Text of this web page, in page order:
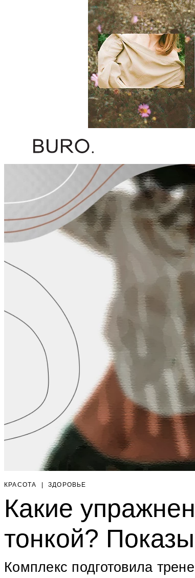
КРАСОТА | ЗДОРОВЬЕ
Какие
тонкой?
Комплекс подготовила